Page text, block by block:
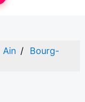
Ain
Bourg-